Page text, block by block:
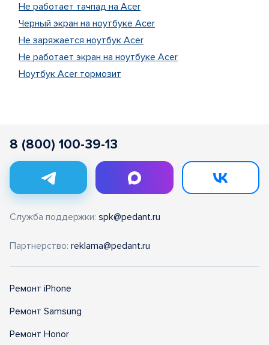
Не работает тачпад на Acer
Черный экран на ноутбуке Acer
Не заряжается ноутбук Acer
Не работает экран на ноутбуке Acer
Ноутбук Acer тормозит
8 (800) 100-39-13
Служба поддержки: spk@pedant.ru
Партнерство: reklama@pedant.ru
Ремонт iPhone
Ремонт Samsung
Ремонт Honor